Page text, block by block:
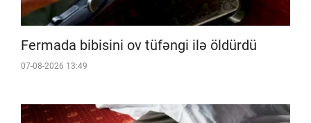
Fermada bibisini ov tüfəngi ilə öldürdü
07-08-2026 13:49